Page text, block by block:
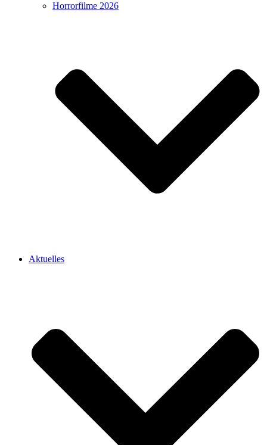
Horrorfilme 2026
Aktuelles